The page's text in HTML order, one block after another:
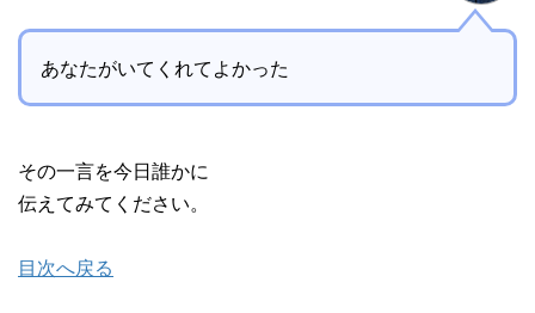
あなたがいてくれてよかった
その一言を今日誰かに
伝えてみてください。
目次へ戻る